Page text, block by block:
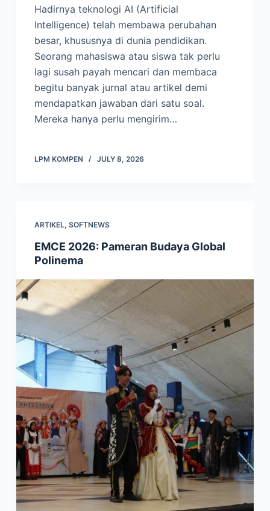
Hadirnya teknologi AI (Artificial
Intelligence) telah membawa perubahan
besar, khususnya di dunia pendidikan.
Seorang mahasiswa atau siswa tak perlu
lagi susah payah mencari dan membaca
begitu banyak jurnal atau artikel demi
mendapatkan jawaban dari satu soal.
Mereka hanya perlu mengirim…
LPM KOMPEN JULY 8, 2026
ARTIKEL, SOFTNEWS
EMCE 2026: Pameran Budaya Global
Polinema